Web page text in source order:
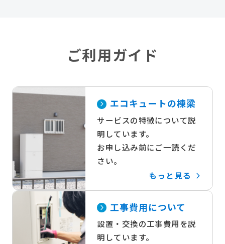
ご利用ガイド
エコキュートの棟梁
サービスの特徴について説
明しています。
お申し込み前にご一読くだ
さい。
もっと見る
工事費用について
設置・交換の工事費用を説
明しています。